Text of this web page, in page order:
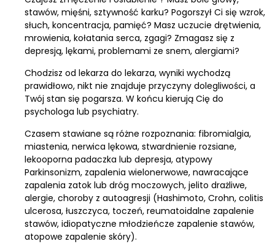
stawów, mięśni, sztywność karku? Pogorszył Ci się wzrok,
słuch, koncentracja, pamięć? Masz uczucie drętwienia,
mrowienia, kołatania serca, zgagi? Zmagasz się z
depresją, lękami, problemami ze snem, alergiami?
Chodzisz od lekarza do lekarza, wyniki wychodzą
prawidłowo, nikt nie znajduje przyczyny dolegliwości, a
Twój stan się pogarsza. W końcu kierują Cię do
psychologa lub psychiatry.
Czasem stawiane są różne rozpoznania: fibromialgia,
miastenia, nerwica lękowa, stwardnienie rozsiane,
lekooporna padaczka lub depresja, atypowy
Parkinsonizm, zapalenia wielonerwowe, nawracające
zapalenia zatok lub dróg moczowych, jelito drażliwe,
alergie, choroby z autoagresji (Hashimoto, Crohn, colitis
ulcerosa, łuszczyca, toczeń, reumatoidalne zapalenie
stawów, idiopatyczne młodzieńcze zapalenie stawów,
atopowe zapalenie skóry).